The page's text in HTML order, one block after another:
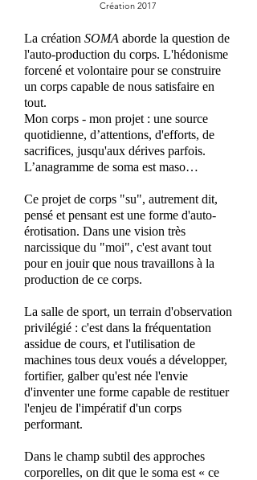
Création 2017
La création SOMA aborde la question de
l'auto-production du corps. L'hédonisme
forcené et volontaire pour se construire
un corps capable de nous satisfaire en
tout.
Mon corps - mon projet : une source
quotidienne, d’attentions, d'efforts, de
sacrifices, jusqu'aux dérives parfois.
L’anagramme de soma est maso…
Ce projet de corps "su", autrement dit,
pensé et pensant est une forme d'auto-
érotisation. Dans une vision très
narcissique du "moi", c'est avant tout
pour en jouir que nous travaillons à la
production de ce corps.
La salle de sport, un terrain d'observation
privilégié : c'est dans la fréquentation
assidue de cours, et l'utilisation de
machines tous deux voués a développer,
fortifier, galber qu'est née l'envie
d'inventer une forme capable de restituer
l'enjeu de l'impératif d'un corps
performant.
Dans le champ subtil des approches
corporelles, on dit que le soma est « ce